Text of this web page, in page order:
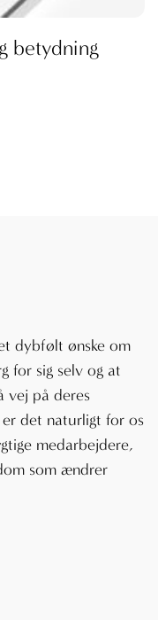
betydning
dybfølt ønske om
for sig selv og at
vej på deres
det naturligt for os
medarbejdere,
som ændrer